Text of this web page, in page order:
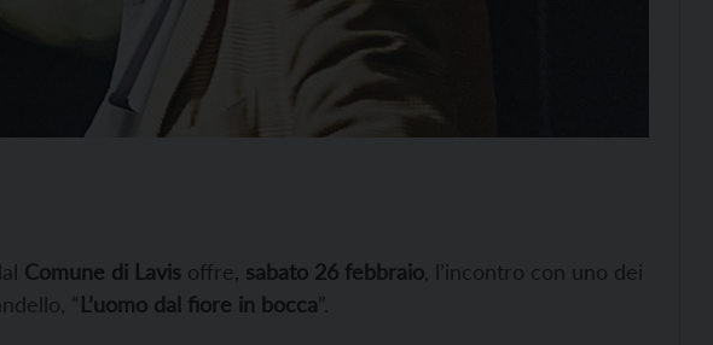
Comune di Lavis offre, sabato 26 febbraio , l’incontro con uno dei
“L’uomo dal fiore in bocca”.